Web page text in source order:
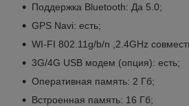
Поддержка Bluetooth: Да 5.0;
GPS Navi: есть;
WI-FI 802.11g/b/n ,2.4GHz
3G/4G USB модем (опция): есть;
Оперативная память: 2 Гб;
Встроенная память: 16 Гб;